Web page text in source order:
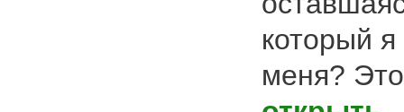
который
меня?